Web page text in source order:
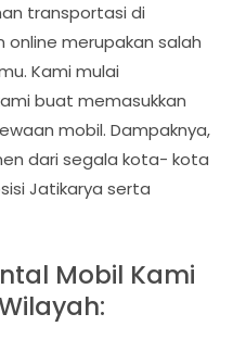
transportasi di
merupakan salah
Kami mulai
buat memasukkan
mobil. Dampaknya,
dari segala kota- kota
Jatikarya serta
Mobil Kami